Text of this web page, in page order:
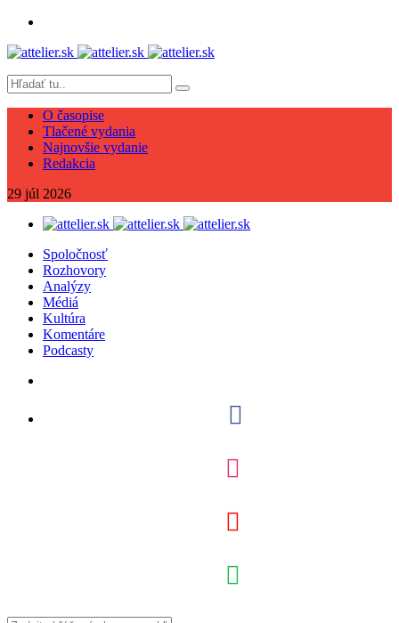
O časopise
Tlačené vydania
Najnovšie vydanie
Redakcia
29 júl 2026
Spoločnosť
Rozhovory
Analýzy
Médiá
Kultúra
Komentáre
Podcasty